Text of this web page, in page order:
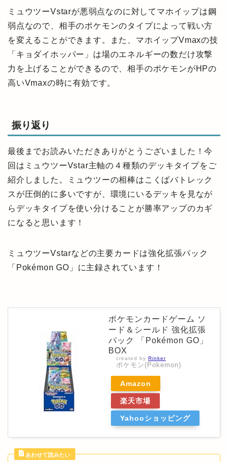
ミュウツーVstarが悪弱点なのに対してマホイップは鋼
弱点なので、相手のポケモンのタイプによって戦い方
を変えることができます。また、マホイップVmaxの技
「キョダイホッパー」は場のエネルギーの数だけ攻撃
力を上げることができるので、相手のポケモンがHPの
高いVmaxの時に有効です。
振り返り
最後までお読みいただきありがとうございました！今
回はミュウツーVstar主軸の４種類のデッキタイプをご
紹介しました。ミュウツーの相棒はこくばバトレック
スが圧倒的に多いですが、環境にいるデッキを見なが
らデッキタイプを使い分けることが勝率アップのカギ
になると思います！
ミュウツーVstarなどの主要カードは強化拡張パック
「Pokémon GO」に主録されています！
ポケモンカードゲーム ソ
ード＆シールド 強化拡張
パック 「Pokémon GO」
BOX
created by Rinker
ポケモン(Pokemon)
Amazon
楽天市場
Yahooショッピング